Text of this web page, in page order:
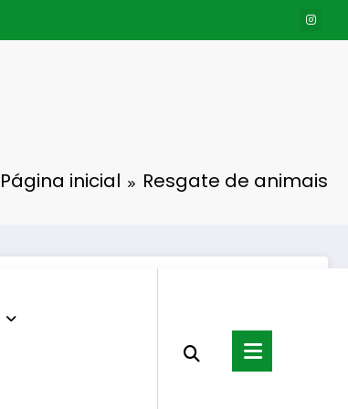
Página inicial Resgate de animais